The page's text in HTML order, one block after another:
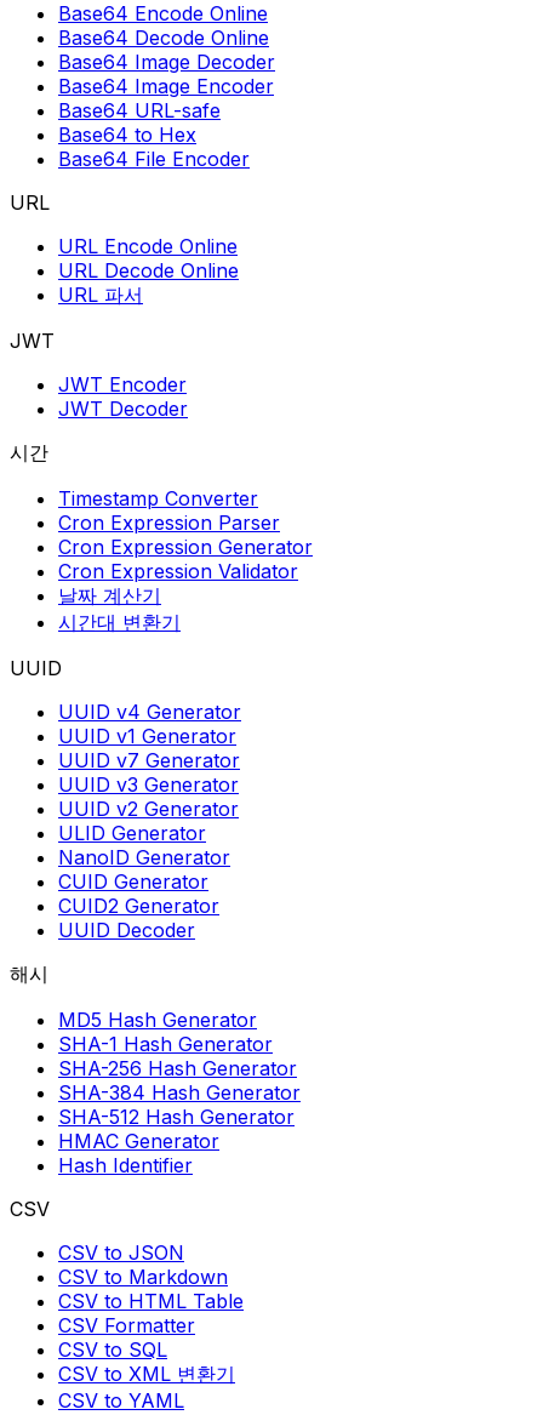
Base64 Encode Online
Base64 Decode Online
Base64 Image Decoder
Base64 Image Encoder
Base64 URL-safe
Base64 to Hex
Base64 File Encoder
URL
URL Encode Online
URL Decode Online
URL 파서
JWT
JWT Encoder
JWT Decoder
시간
Timestamp Converter
Cron Expression Parser
Cron Expression Generator
Cron Expression Validator
날짜 계산기
시간대 변환기
UUID
UUID v4 Generator
UUID v1 Generator
UUID v7 Generator
UUID v3 Generator
UUID v2 Generator
ULID Generator
NanoID Generator
CUID Generator
CUID2 Generator
UUID Decoder
해시
MD5 Hash Generator
SHA-1 Hash Generator
SHA-256 Hash Generator
SHA-384 Hash Generator
SHA-512 Hash Generator
HMAC Generator
Hash Identifier
CSV
CSV to JSON
CSV to Markdown
CSV to HTML Table
CSV Formatter
CSV to SQL
CSV to XML 변환기
CSV to YAML